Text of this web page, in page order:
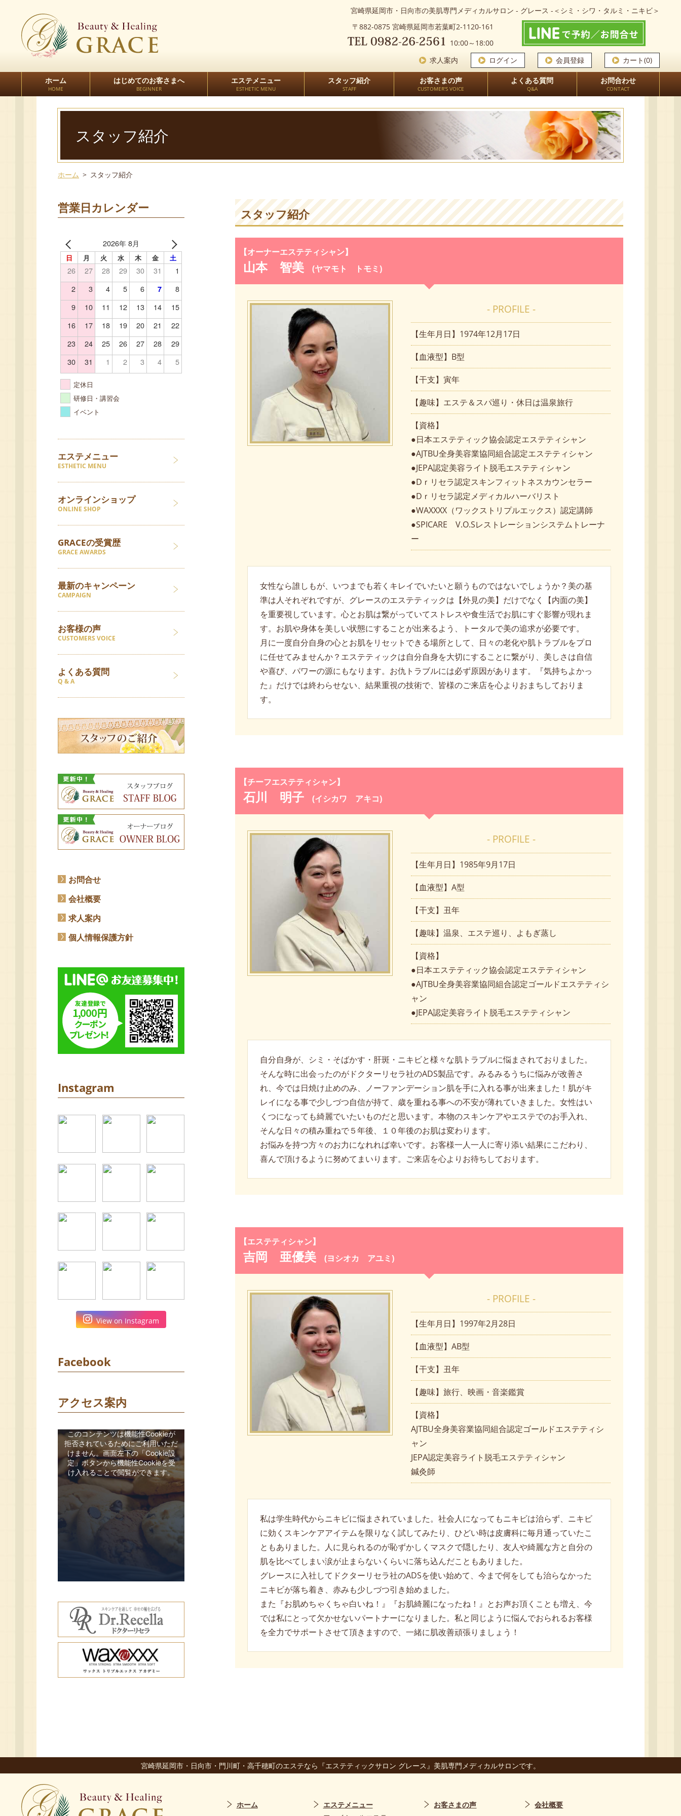
宮崎県延岡市・日向市の美肌専門メディカルサロン - グレース -＜シミ・シワ・タルミ・ニキビ＞
〒882-0875 宮崎県延岡市若葉町2-1120-161
10:00～18:00
求人案内
ログイン 会員登録 カート(0)
ホーム
HOME
はじめてのお客さまへ
BEGINNER
エステメニュー
ESTHETIC MENU
スタッフ紹介
STAFF
お客さまの声
CUSTOMER'S VOICE
よくある質問
Q&A
お問合わせ
CONTACT
スタッフ紹介
ホーム スタッフ紹介
スタッフ紹介
【オーナーエステティシャン】
山本 智美 (ヤマモト トモミ)
- PROFILE -
【生年月日】1974年12月17日
【血液型】B型
【干支】寅年
【趣味】エステ＆スパ巡り・休日は温泉旅行
【資格】
●日本エステティック協会認定エステティシャン
●AJTBU全身美容業協同組合認定エステティシャン
●JEPA認定美容ライト脱毛エステティシャン
●Dｒリセラ認定スキンフィットネスカウンセラー
●Dｒリセラ認定メディカルハーバリスト
●WAXXXX（ワックストリプルエックス）認定講師
●SPICARE V.O.Sレストレーションシステムトレーナ
ー
女性なら誰しもが、いつまでも若くキレイでいたいと願うものではないでしょうか？美の基
準は人それぞれですが、グレースのエステティックは【外見の美】だけでなく【内面の美】
を重要視しています。心とお肌は繋がっていてストレスや食生活でお肌にすぐ影響が現れま
す。お肌や身体を美しい状態にすることが出来るよう、トータルで美の追求が必要です。
月に一度自分自身の心とお肌をリセットできる場所として、日々の老化や肌トラブルをプロ
に任せてみませんか？エステティックは自分自身を大切にすることに繋がり、美しさは自信
や喜び、パワーの源にもなります。お仇トラブルには必ず原因があります。『気持ちよかっ
た』だけでは終わらせない、結果重視の技術で、皆様のご来店を心よりおまちしておりま
す。
【チーフエステティシャン】
石川 明子 (イシカワ アキコ)
- PROFILE -
【生年月日】1985年9月17日
【血液型】A型
【干支】丑年
【趣味】温泉、エステ巡り、よもぎ蒸し
【資格】
●日本エステティック協会認定エステティシャン
●AJTBU全身美容業協同組合認定ゴールドエステティシ
ャン
●JEPA認定美容ライト脱毛エステティシャン
自分自身が、シミ・そばかす・肝斑・ニキビと様々な肌トラブルに悩まされておりました。
そんな時に出会ったのがドクターリセラ社のADS製品です。みるみるうちに悩みが改善さ
れ、今では日焼け止めのみ、ノーファンデーション肌を手に入れる事が出来ました！肌がキ
レイになる事で少しづつ自信が持て、歳を重ねる事への不安が薄れていきました。女性はい
くつになっても綺麗でいたいものだと思います。本物のスキンケアやエステでのお手入れ、
そんな日々の積み重ねで５年後、１０年後のお肌は変わります。
お悩みを持つ方々のお力になれれば幸いです。お客様一人一人に寄り添い結果にこだわり、
喜んで頂けるように努めてまいります。ご来店を心よりお待ちしております。
【エステティシャン】
吉岡 亜優美 (ヨシオカ アユミ)
- PROFILE -
【生年月日】1997年2月28日
【血液型】AB型
【干支】丑年
【趣味】旅行、映画・音楽鑑賞
【資格】
AJTBU全身美容業協同組合認定ゴールドエステティシ
ャン
JEPA認定美容ライト脱毛エステティシャン
鍼灸師
私は学生時代からニキビに悩まされていました。社会人になってもニキビは治らず、ニキビ
に効くスキンケアアイテムを限りなく試してみたり、ひどい時は皮膚科に毎月通っていたこ
ともありました。人に見られるのが恥ずかしくマスクで隠したり、友人や綺麗な方と自分の
肌を比べてしまい涙が止まらないくらいに落ち込んだこともありました。
グレースに入社してドクターリセラ社のADSを使い始めて、今まで何をしても治らなかった
ニキビが落ち着き、赤みも少しづつ引き始めました。
また『お肌めちゃくちゃ白いね！』『お肌綺麗になったね！』とお声お頂くことも増え、今
では私にとって欠かせないパートナーになりました。私と同じように悩んでおられるお客様
を全力でサポートさせて頂きますので、一緒に肌改善頑張りましょう！
営業日カレンダー
2026年 8月
日 月 火 水 木 金 土
26 27 28 29 30 31
1
2
3 4 5 6 7
8
9
10 11 12 13 14
15
16
17 18 19 20 21
22
23
24 25 26 27 28
29
30
31 1 2 3 4 5
定休日
研修日・講習会
イベント
エステメニュー
ESTHETIC MENU
オンラインショップ
ONLINE SHOP
GRACEの受賞歴
GRACE AWARDS
最新のキャンペーン
CAMPAIGN
お客様の声
CUSTOMERS VOICE
よくある質問
Q & A
お問合せ
会社概要
求人案内
個人情報保護方針
Instagram
View on Instagram
Facebook
アクセス案内
このコンテンツは機能性Cookieが
拒否されているためにご利用いただ
けません。画面左下の「Cookie設
定」ボタンから機能性Cookieを受
け入れることで閲覧ができます。
宮崎県延岡市・日向市・門川町・高千穂町のエステなら『エステティックサロン グレース』美肌専門メディカルサロンです。
ホーム
エステメニュー
お客さまの声 会社概要